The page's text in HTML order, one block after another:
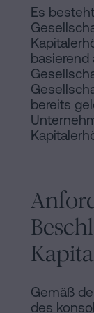
Es
bereits
Gemäß
des